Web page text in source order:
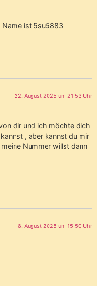
Name ist 5su5883
22. August 2025 um 21:53 Uhr
dir und ich möchte dich
, aber kannst du mir
Nummer willst dann
8. August 2025 um 15:50 Uhr